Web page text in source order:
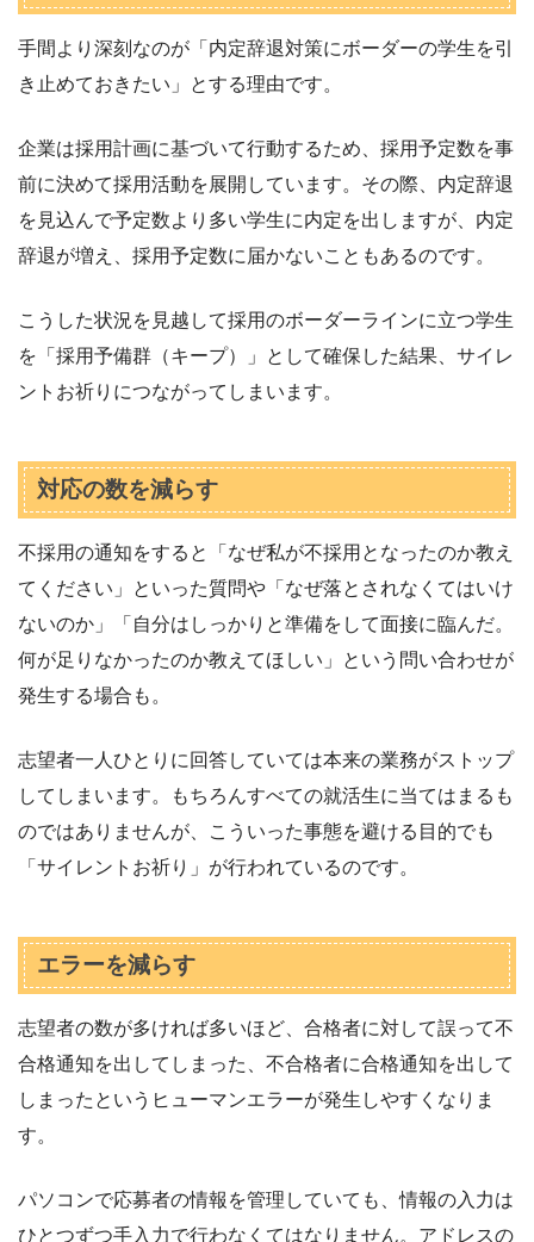
手間より深刻なのが「内定辞退対策にボーダーの学生を引
き止めておきたい」とする理由です。
企業は採用計画に基づいて行動するため、採用予定数を事
前に決めて採用活動を展開しています。その際、内定辞退
を見込んで予定数より多い学生に内定を出しますが、内定
辞退が増え、採用予定数に届かないこともあるのです。
こうした状況を見越して採用のボーダーラインに立つ学生
を「採用予備群（キープ）」として確保した結果、サイレ
ントお祈りにつながってしまいます。
対応の数を減らす
不採用の通知をすると「なぜ私が不採用となったのか教え
てください」といった質問や「なぜ落とされなくてはいけ
ないのか」「自分はしっかりと準備をして面接に臨んだ。
何が足りなかったのか教えてほしい」という問い合わせが
発生する場合も。
志望者一人ひとりに回答していては本来の業務がストップ
してしまいます。もちろんすべての就活生に当てはまるも
のではありませんが、こういった事態を避ける目的でも
「サイレントお祈り」が行われているのです。
エラーを減らす
志望者の数が多ければ多いほど、合格者に対して誤って不
合格通知を出してしまった、不合格者に合格通知を出して
しまったというヒューマンエラーが発生しやすくなりま
す。
パソコンで応募者の情報を管理していても、情報の入力は
ひとつずつ手入力で行わなくてはなりません。アドレスの